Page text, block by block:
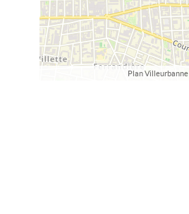
Plan Villeurbanne